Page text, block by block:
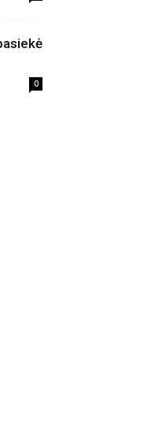
0